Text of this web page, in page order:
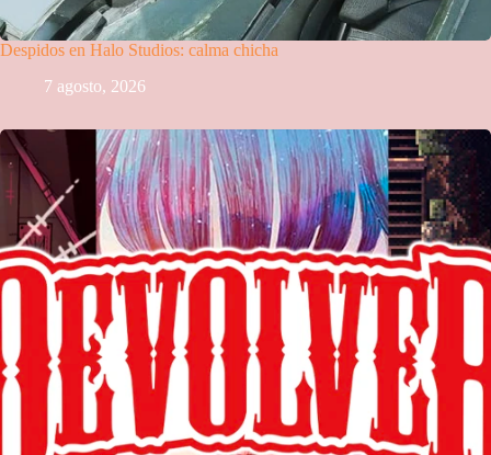
Despidos en Halo Studios: calma chicha
7 agosto, 2026